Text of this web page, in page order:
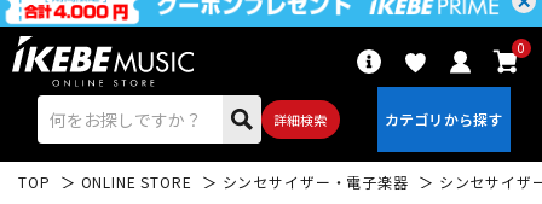
詳細検索
0
TOP ONLINE STORE シンセサイザー・電子楽器 シンセサイザ